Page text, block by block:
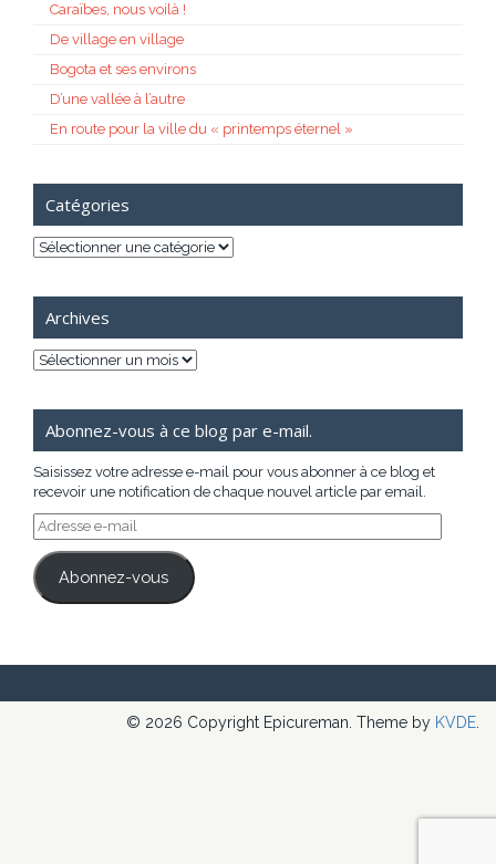
Caraïbes, nous voilà !
De village en village
Bogota et ses environs
D’une vallée à l’autre
En route pour la ville du « printemps éternel »
Catégories
Catégories
Archives
Archives
Abonnez-vous à ce blog par e-mail.
Saisissez votre adresse e-mail pour vous abonner à ce blog et
recevoir une notification de chaque nouvel article par email.
Adresse
e-
mail
Abonnez-vous
© 2026 Copyright Epicureman. Theme by KVDE